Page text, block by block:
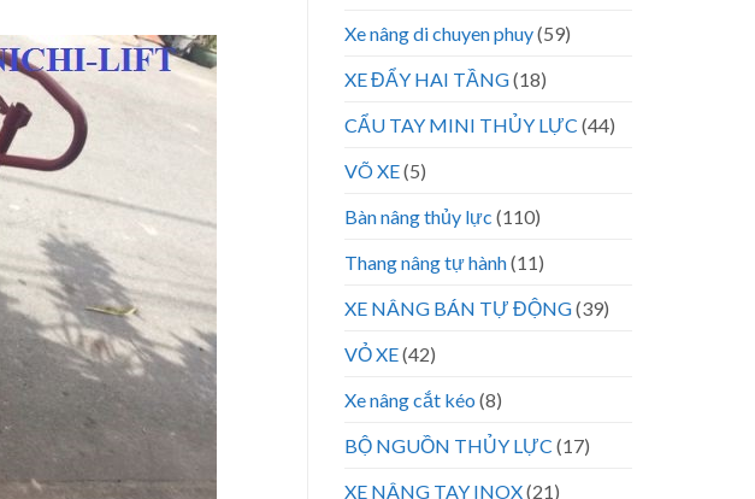
Xe nâng di chuyen phuy(59)
XE ĐẨY HAI TẦNG(18)
CẨU TAY MINI THỦY LỰC (44)
VÕ XE(5)
Bàn nâng thủy lực (110)
Thang nâng tự hành(11)
XE NÂNG BÁN TỰ ĐỘNG(39)
VỎ XE(42)
Xe nâng cắt kéo (8)
BỘ NGUỒN THỦY LỰC (17)
XE NÂNG TAY INOX(21)